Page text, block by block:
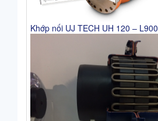
Khớp nối UJ TECH UH 120 – L900